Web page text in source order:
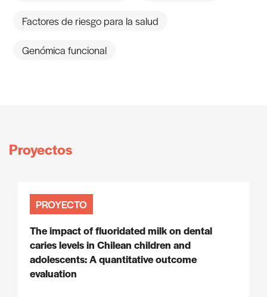
Factores de riesgo para la salud
Genómica funcional
Proyectos
PROYECTO
The impact of fluoridated milk on dental
caries levels in Chilean children and
adolescents: A quantitative outcome
evaluation